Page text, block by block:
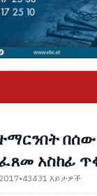
አስከፊ
•43431 እይታዎች